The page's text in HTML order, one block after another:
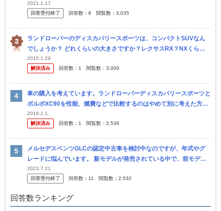
と思ったのは7万キロ走行車なんです。
2021.1.17
回答受付終了
回答数： 6 閲覧数： 3,035
ランドローバーのディスカバリースポーツは、コンパクトSUVなん
でしょうか？ どれくらいの大きさですか？レクサスRX？NXくら
い？
2015.1.29
解決済み
回答数： 1 閲覧数： 3,000
車の購入を考えています。ランドローバーディスカバリースポーツと
ボルボXC90を性能、燃費などで比較するのはやめて別に考えた方が
よいでしょうか？
2016.2.1
解決済み
回答数： 1 閲覧数： 2,536
メルセデスベンツGLCの認定中古車を検討中なのですが、年式やグ
レードに悩んでいます。 新モデルが発売されている中で、前モデル
の後期（AMGラインなど）を600万前後で購入するのはやめておい
た方が...
2023.7.21
回答受付終了
回答数： 11 閲覧数： 2,532
回答数ランキング